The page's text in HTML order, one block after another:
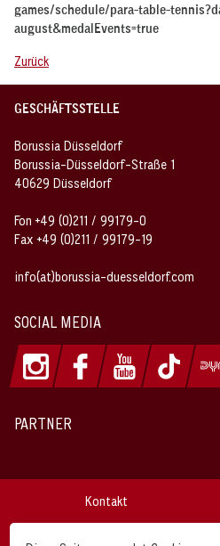
games/schedule/para-table-
august&medalEvents=true
Zurück
GESCHÄFTSSTELLE
Borussia Düsseldorf
Borussia-Düsseldorf-Straße 1
40629 Düsseldorf
Fon +49 (0)211 / 99179-0
Fax +49 (0)211 / 99179-19
info(at)borussia-duesseldorf.com
SOCIAL MEDIA
PARTNER
Kontakt